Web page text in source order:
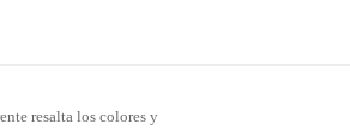
resalta los colores y